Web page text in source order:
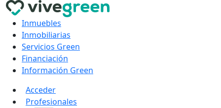
Inmuebles
Inmobiliarias
Servicios Green
Financiación
Información Green
Acceder
Profesionales